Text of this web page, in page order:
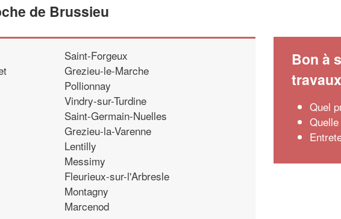
de Brussieu
Saint-Forgeux
Grezieu-le-Marche
Pollionnay
Vindry-sur-Turdine
Saint-Germain-Nuelles
Grezieu-la-Varenne
Lentilly
Messimy
Fleurieux-sur-l'Arbresle
Montagny
Marcenod
Bon à
travaux
Quel